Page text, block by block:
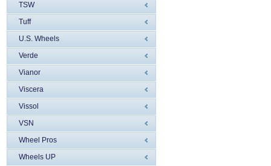
TSW
Tuff
U.S. Wheels
Verde
Vianor
Viscera
Vissol
VSN
Wheel Pros
Wheels UP